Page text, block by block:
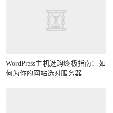
WordPress主机选购终极指南：如
何为你的网站选对服务器